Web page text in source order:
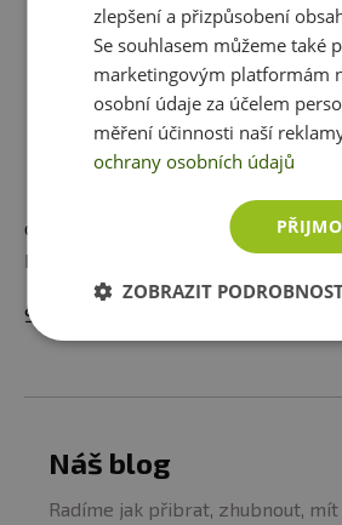
Jedním z
odProm-inu
Jedná se o
suplement
syrovátkového
jsou použity
Díky použití
dosáhli krémové delikátní chuti.
probiotika a enzymy.
Sleduj nás i na sociálních sítích:
Náš blog
Radíme jak přibrat, zhubnout,
zlepšení a přizpůsobení
Se souhlasem můžeme také
marketingovým platformám
osobní údaje za účelem
měření účinnosti naší
ochrany osobních údajů
ZOBRAZIT